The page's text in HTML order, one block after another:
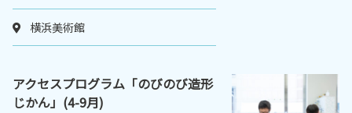
横浜美術館
アクセスプログラム「のびのび造形
じかん」(4-9月)